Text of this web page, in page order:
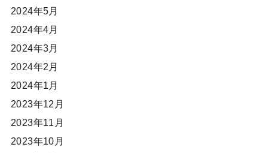
2024年5月
2024年4月
2024年3月
2024年2月
2024年1月
2023年12月
2023年11月
2023年10月